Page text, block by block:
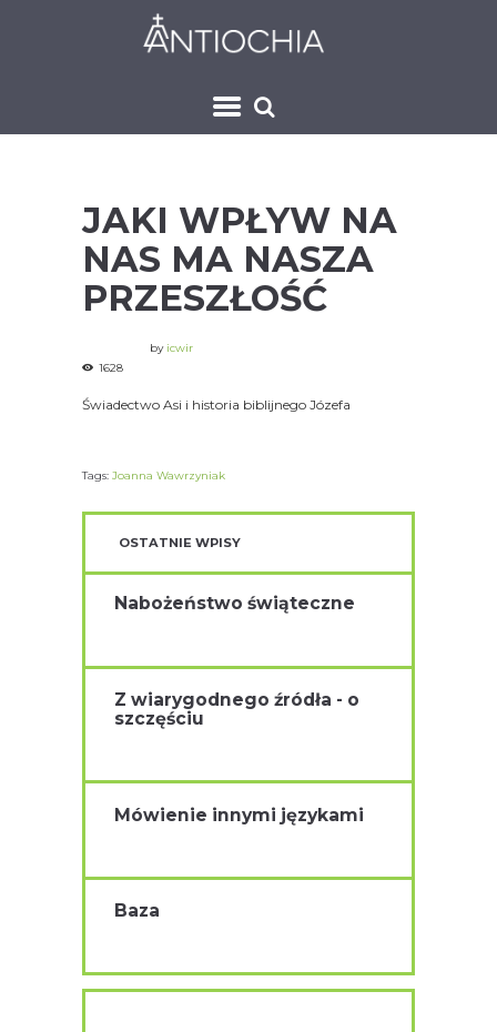
JAKI WPŁYW NA
NAS MA NASZA
PRZESZŁOŚĆ
by icwir
1628
Świadectwo Asi i historia biblijnego Józefa
Tags: Joanna Wawrzyniak
OSTATNIE WPISY
Nabożeństwo świąteczne
Z wiarygodnego źródła - o
szczęściu
Mówienie innymi językami
Baza